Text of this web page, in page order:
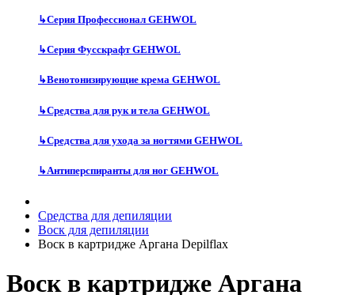
↳Серия Профессионал GEHWOL
↳Серия Фусскрафт GEHWOL
↳Венотонизирующие крема GEHWOL
↳Средства для рук и тела GEHWOL
↳Средства для ухода за ногтями GEHWOL
↳Антиперспиранты для ног GEHWOL
Средства для депиляции
Воск для депиляции
Воск в картридже Аргана Depilflax
Воск в картридже Аргана